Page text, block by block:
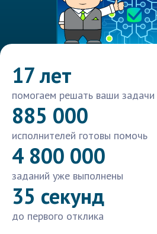
17 лет
помогаем решать ваши задачи
885 000
исполнителей готовы помочь
4 800 000
заданий уже выполнены
35 секунд
до первого отклика